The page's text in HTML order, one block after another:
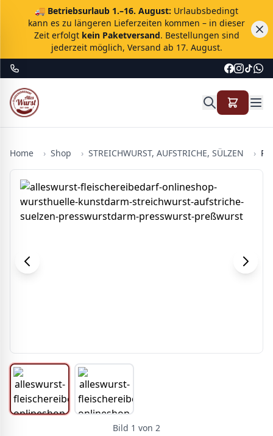
🚚 Betriebsurlaub 1.–16. August: Urlaubsbedingt
kann es zu längeren Lieferzeiten kommen – in dieser
Zeit erfolgt kein Paketversand. Bestellungen sind
jederzeit möglich, Versand ab 17. August.
Home › Shop › STREICHWURST, AUFSTRICHE, SÜLZEN ›
Bild 1 von 2